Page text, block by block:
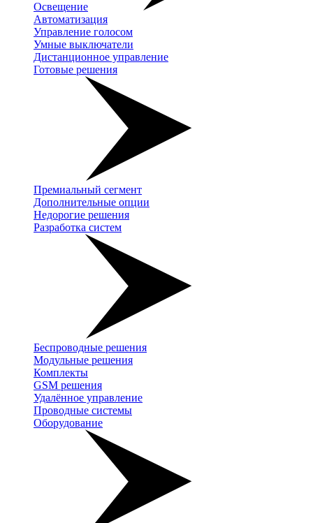
Освещение
Автоматизация
Управление голосом
Умные выключатели
Дистанционное управление
Готовые решения
Премиальный сегмент
Дополнительные опции
Недорогие решения
Разработка систем
Беспроводные решения
Модульные решения
Комплекты
GSM решения
Удалённое управление
Проводные системы
Оборудование